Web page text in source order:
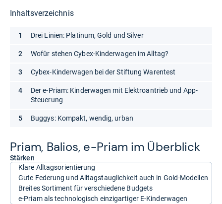
Priam, Balios, e-​Priam im Über­blick
Stärken
Klare Alltagsorientierung
Gute Federung und Alltagstauglichkeit auch in Gold-Modellen
Breites Sortiment für verschiedene Budgets
e-Priam als technologisch einzigartiger E-Kinderwagen
Inhaltsverzeichnis
Drei Linien: Platinum, Gold und Silver
Wofür stehen Cybex-Kinderwagen im Alltag?
Cybex-Kinderwagen bei der Stiftung Warentest
Der e-Priam: Kinderwagen mit Elektroantrieb und App-
Steuerung
Buggys: Kompakt, wendig, urban